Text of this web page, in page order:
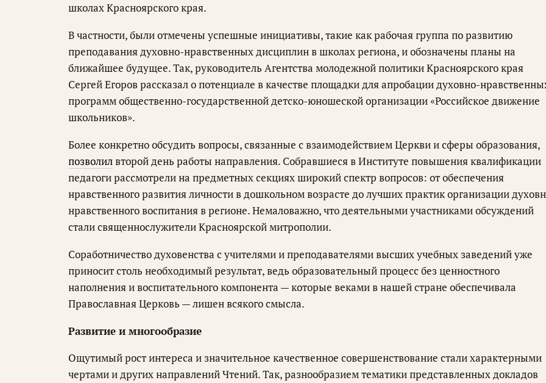
школах Красноярского края.
В частности, были отмечены успешные инициативы, такие как рабочая группа по развитию
преподавания духовно-нравственных дисциплин в школах региона, и обозначены планы на
ближайшее будущее. Так, руководитель Агентства молодежной политики Красноярского края
Сергей Егоров рассказал о потенциале в качестве площадки для апробации духовно-
программ общественно-государственной детско-юношеской организации «Российское движение
школьников».
Более конкретно обсудить вопросы, связанные с взаимодействием Церкви и сферы образования,
позволилвторой день работы направления. Собравшиеся в Институте повышения квалификации
педагоги рассмотрели на предметных секциях широкий спектр вопросов: от обеспечения
нравственного развития личности в дошкольном возрасте до лучших практик организации
нравственного воспитания в регионе. Немаловажно, что деятельными участниками обсуждений
стали священнослужители Красноярской митрополии.
Соработничество духовенства с учителями и преподавателями высших учебных заведений уже
приносит столь необходимый результат, ведь образовательный процесс без ценностного
наполнения и воспитательного компонента — которые веками в нашей стране обеспечивала
Православная Церковь — лишен всякого смысла.
Развитие и многообразие
Ощутимый рост интереса и значительное качественное совершенствование стали характерными
чертами и других направлений Чтений. Так, разнообразием тематики представленных докладов